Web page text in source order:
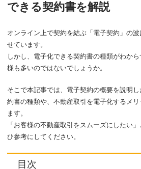
できる契約書を解説
オンライン上で契約を結ぶ「電子契約」の
せています。
しかし、電子化できる契約書の種類がわか
様も多いのではないでしょうか。
そこで本記事では、電子契約の概要を説明
約書の種類や、不動産取引を電子化するメ
ます。
「お客様の不動産取引をスムーズにしたい
ひ参考にしてください。
目次